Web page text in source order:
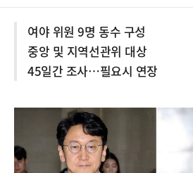
여야 위원 9명 동수 구성
중앙 및 지역선관위 대상
45일간 조사…필요시 연장